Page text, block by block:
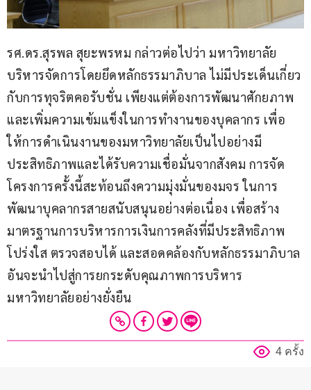
รศ.ดร.สุรพล สุยะพรหม กล่าวต่อไปว่า มหาวิทยาลัย
บริหารจัดการโดยยึดหลักธรรมาภิบาล ไม่มีประเด็นเกี่ยว
กับการทุจริตคอรับชั่น เพียงแต่ต้องการพัฒนาศักยภาพ
และเพิ่มความเข้มแข็งในการทำงานของบุคลากร เพื่อ
ให้การดำเนินงานของมหาวิทยาลัยเป็นไปอย่างมี
ประสิทธิภาพและได้รับความเชื่อมั่นจากสังคม การจัด
โครงการครั้งนี้สะท้อนถึงความมุ่งมั่นของมจร ในการ
พัฒนาบุคลากรสายสนับสนุนอย่างต่อเนื่อง เพื่อสร้าง
มาตรฐานการบริหารการเงินการคลังที่มีประสิทธิภาพ
โปร่งใส ตรวจสอบได้ และสอดคล้องกับหลักธรรมาภิบาล
อันจะนำไปสู่การยกระดับคุณภาพการบริหาร
มหาวิทยาลัยอย่างยั่งยืน
4 ครั้ง